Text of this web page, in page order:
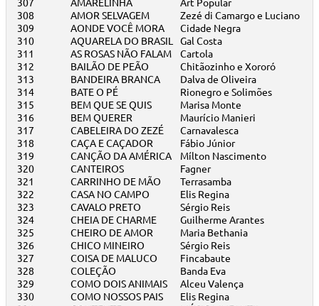
308
AMOR SELVAGEM
Zezé di Camargo e Luciano
309
AONDE VOCÊ MORA
Cidade Negra
310
AQUARELA DO BRASIL
Gal Costa
311
AS ROSAS NÃO FALAM
Cartola
312
BAILÃO DE PEÃO
Chitãozinho e Xororó
313
BANDEIRA BRANCA
Dalva de Oliveira
314
BATE O PÉ
Rionegro e Solimões
315
BEM QUE SE QUIS
Marisa Monte
316
BEM QUERER
Maurício Manieri
317
CABELEIRA DO ZEZÉ
Carnavalesca
318
CAÇA E CAÇADOR
Fábio Júnior
319
CANÇÃO DA AMÉRICA
Mílton Nascimento
320
CANTEIROS
Fagner
321
CARRINHO DE MÃO
Terrasamba
322
CASA NO CAMPO
Elis Regina
323
CAVALO PRETO
Sérgio Reis
324
CHEIA DE CHARME
Guilherme Arantes
325
CHEIRO DE AMOR
Maria Bethania
326
CHICO MINEIRO
Sérgio Reis
327
COISA DE MALUCO
Fincabaute
328
COLEÇÃO
Banda Eva
329
COMO DOIS ANIMAIS
Alceu Valença
330
COMO NOSSOS PAIS
Elis Regina